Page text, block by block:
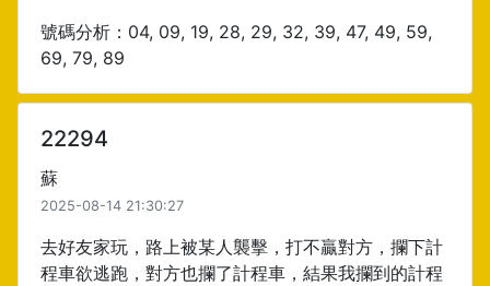
號碼分析：04, 09, 19, 28, 29, 32, 39, 47, 49, 59,
69, 79, 89
22294
蘇
2025-08-14 21:30:27
去好友家玩，路上被某人襲擊，打不贏對方，攔下計
程車欲逃跑，對方也攔了計程車，結果我攔到的計程